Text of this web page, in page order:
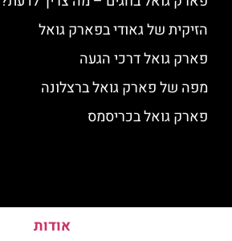
הזיקית של גאודי בפארק גואל
פארק גואל דרכי הגעה
מפה של פארק גואל ברצלונה
פארק גואל בכריסמס
אודות